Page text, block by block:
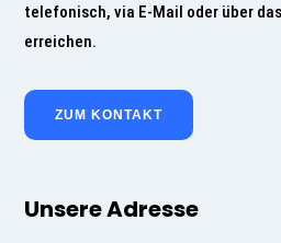
telefonisch, via E-Mail oder über
erreichen.
ZUM KONTAKT
Unsere Adresse